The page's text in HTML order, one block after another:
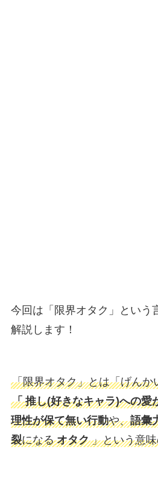
今回は「限界オタク」という
解説します！
「限界オタク」とは「げんか
「 推し(好きなキャラ)への愛
理性が保て無い行動や、語彙
裂になる オタク 」という意